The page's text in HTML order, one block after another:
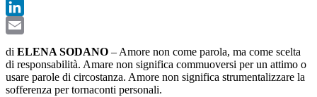
WhatsApp
LinkedIn
di ELENA SODANO – Amore non come parola, ma come scelta
di responsabilità. Amare non significa commuoversi per un attimo o
usare parole di circostanza. Amore non significa strumentalizzare la
sofferenza per tornaconti personali.